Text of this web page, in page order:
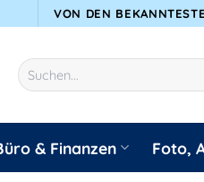
VON DEN
Suchen
nach:
& Finanzen Foto,